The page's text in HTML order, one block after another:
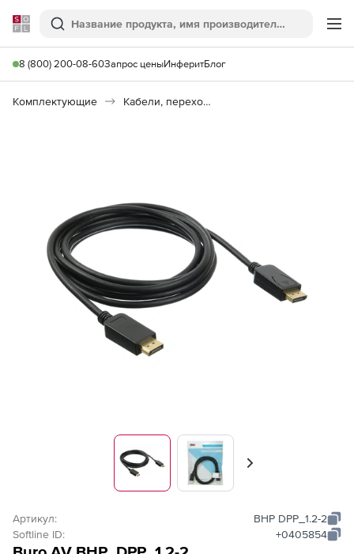
Softline
Поиск
8 (800) 200-08-60Запрос ценыИнферитБлог
Комплектующие Кабели, переходники, разъемы
Вперед
Артикул:
BHP DPP_1.2-2
Softline ID:
+0405854